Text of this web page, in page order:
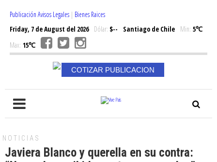
Publicación Avisos Legales | Bienes Raices
Friday, 7 de August del 2026Dólar: $-- Santiago de Chile Min: 5℃
Max: 15℃
COTIZAR PUBLICACION
NOTICIAS
Javiera Blanco y querella en su contra: